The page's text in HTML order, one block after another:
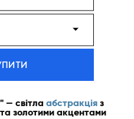
— світла абстракція з
золотими акцентами